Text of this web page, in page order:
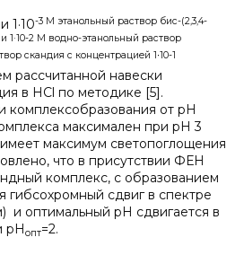
1·10-3 М этанольный раствор бис-(2,3,4-
1·10-2 М водно-этанольный раствор
скандия с концентрацией 1∙10-1
рассчитанной навески
в НСl по методике [5].
комплексобразования от рН
максимален при рН 3
максимум светопоглощения
что в присутствии ФЕН
комплекс, с образованием
гибсохромный сдвиг в спектре
и оптимальный рН сдвигается в
рНопт=2.